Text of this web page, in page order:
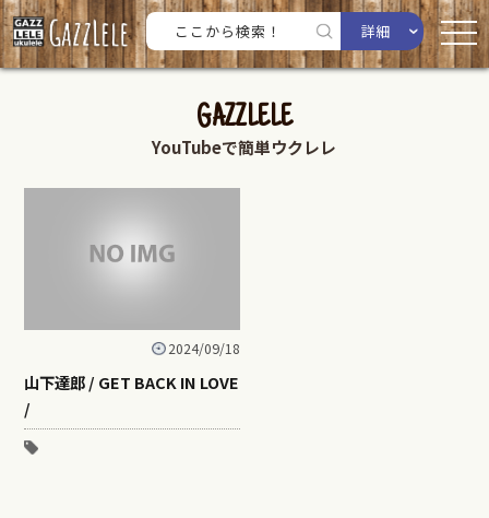
詳細
GAZZLELE
YouTubeで簡単ウクレレ
2024/09/18
山下達郎 / GET BACK IN LOVE
/